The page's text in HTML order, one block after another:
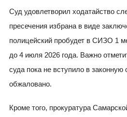
Суд удовлетворил ходатайство
пресечения избрана в виде
полицейский пробудет в СИЗО 1
до 4 июля 2026 года. Важно
суда пока не вступило в
обжаловано.
Кроме того, прокуратура